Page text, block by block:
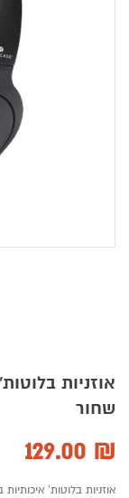
שחור
129.00 ₪
אוזניות בלוטות’